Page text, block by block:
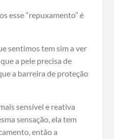
esse “repuxamento” é
sentimos tem sim a ver
a pele precisa de
a barreira de proteção
sensível e reativa
sensação, ela tem
então a